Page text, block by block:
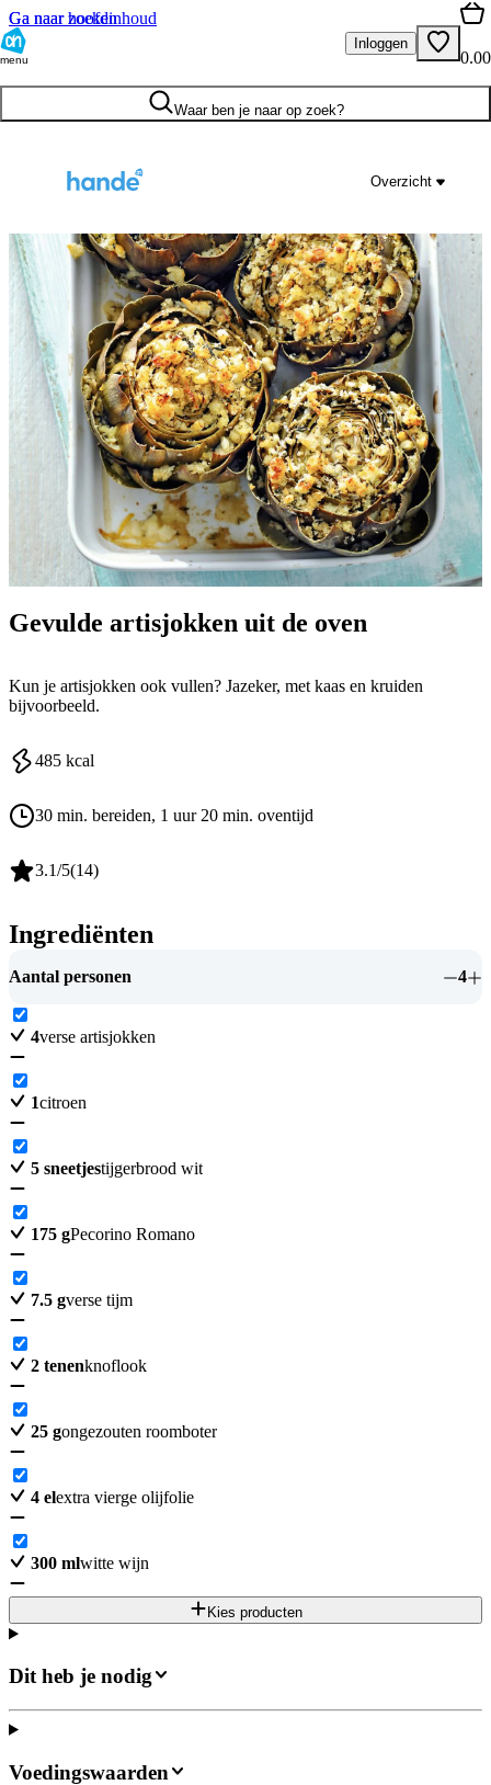
Ga naar hoofdinhoud
Ga naar zoeken
menu
Inloggen
0.00
Waar ben je naar op zoek?
Overzicht
Gevulde artisjokken uit de oven
Kun je artisjokken ook vullen? Jazeker, met kaas en kruiden
bijvoorbeeld.
485 kcal
30 min. bereiden, 1 uur 20 min. oventijd
3.1/5(14)
Ingrediënten
Aantal personen 4
4verse artisjokken
1citroen
5 sneetjestijgerbrood wit
175 gPecorino Romano
7.5 gverse tijm
2 tenenknoflook
25 gongezouten roomboter
4 elextra vierge olijfolie
300 mlwitte wijn
Kies producten
Dit heb je nodig
Voedingswaarden